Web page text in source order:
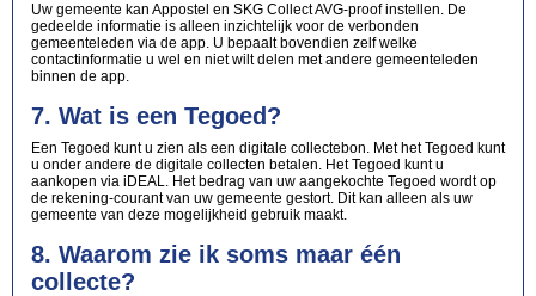
Uw gemeente kan Appostel en SKG Collect AVG-proof instellen. De
gedeelde informatie is alleen inzichtelijk voor de verbonden
gemeenteleden via de app. U bepaalt bovendien zelf welke
contactinformatie u wel en niet wilt delen met andere gemeenteleden
binnen de app.
7. Wat is een Tegoed?
Een Tegoed kunt u zien als een digitale collectebon. Met het Tegoed kunt
u onder andere de digitale collecten betalen. Het Tegoed kunt u
aankopen via iDEAL. Het bedrag van uw aangekochte Tegoed wordt op
de rekening-courant van uw gemeente gestort. Dit kan alleen als uw
gemeente van deze mogelijkheid gebruik maakt.
8. Waarom zie ik soms maar één
collecte?